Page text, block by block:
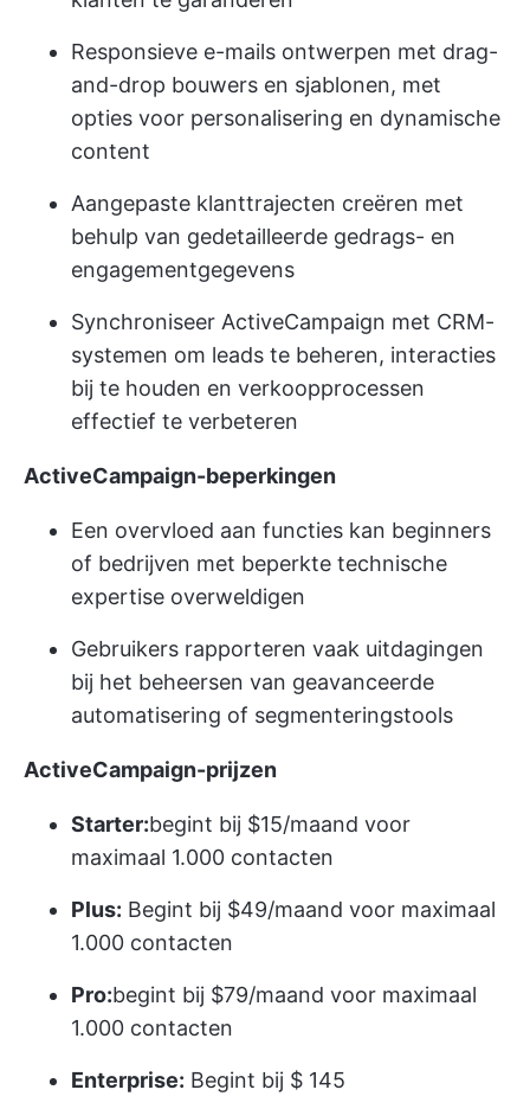
Responsieve e-mails ontwerpen met drag-
and-drop bouwers en sjablonen, met
opties voor personalisering en dynamische
content
Aangepaste klanttrajecten creëren met
behulp van gedetailleerde gedrags- en
engagementgegevens
Synchroniseer ActiveCampaign met CRM-
systemen om leads te beheren, interacties
bij te houden en verkoopprocessen
effectief te verbeteren
ActiveCampaign-beperkingen
Een overvloed aan functies kan beginners
of bedrijven met beperkte technische
expertise overweldigen
Gebruikers rapporteren vaak uitdagingen
bij het beheersen van geavanceerde
automatisering of segmenteringstools
ActiveCampaign-prijzen
Starter:begint bij $15/maand voor
maximaal 1.000 contacten
Plus: Begint bij $49/maand voor maximaal
1.000 contacten
Pro:begint bij $79/maand voor maximaal
1.000 contacten
Enterprise: Begint bij $ 145